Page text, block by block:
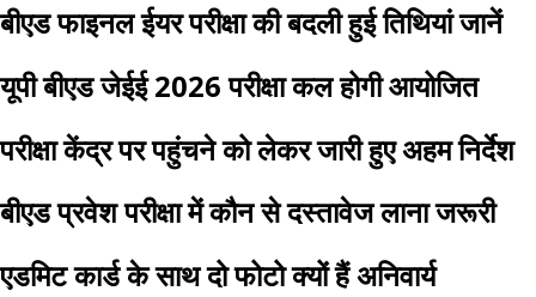
बीएड फाइनल ईयर परीक्षा की बदली हुई तिथियां जानें
यूपी बीएड जेईई 2026 परीक्षा कल होगी आयोजित
परीक्षा केंद्र पर पहुंचने को लेकर जारी हुए अहम निर्देश
बीएड प्रवेश परीक्षा में कौन से दस्तावेज लाना जरूरी
एडमिट कार्ड के साथ दो फोटो क्यों हैं अनिवार्य